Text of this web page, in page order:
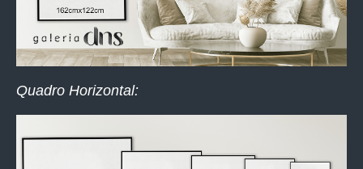
Quadro Horizontal: